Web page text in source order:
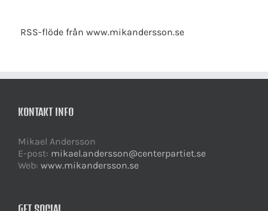
RSS-flöde från www.mikandersson.se
KONTAKT INFO
Mikael Andersson
E-post: mikael.andersson@centerpartiet.se
Web: www.mikandersson.se
GET SOCIAL